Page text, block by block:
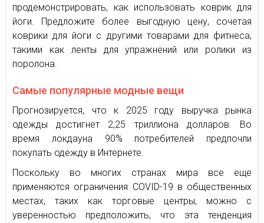
продемонстрировать, как использовать коврик для
йоги. Предложите более выгодную цену, сочетая
коврики для йоги с другими товарами для фитнеса,
такими как ленты для упражнений или ролики из
поролона.
Самые популярные модные вещи
Прогнозируется, что к 2025 году выручка рынка
одежды достигнет 2,25 триллиона долларов. Во
время локдауна 90% потребителей предпочли
покупать одежду в Интернете.
Поскольку во многих странах мира все еще
применяются ограничения COVID-19 в общественных
местах, таких как торговые центры, можно с
уверенностью предположить, что эта тенденция